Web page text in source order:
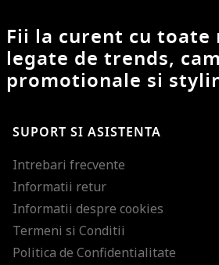
Fii la curent cu
legate de trends,
promotionale si
SUPORT SI ASISTENTA
Intrebari frecvente
Informatii retur
Informatii despre cookies
Termeni si Conditii
Politica de Confidentialitate